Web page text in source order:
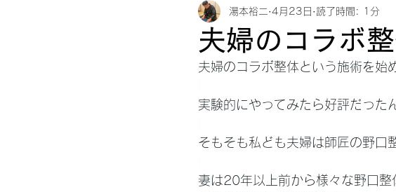
サビアンシンボル 音楽 タロットカード
夫婦のコラボ
湯本裕二 4月23日 読了時間: 1分
夫婦のコラボ整体という施術を始
実験的にやってみたら好評だった
そもそも私ども夫婦は師匠の野口
妻は20年以上前から様々な野口